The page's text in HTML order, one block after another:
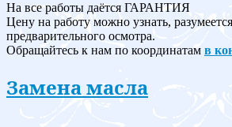
На все работы даётся ГАРАНТИЯ
Цену на работу можно узнать,
предварительного осмотра.
Обращайтесь к нам по координатам в
Замена масла